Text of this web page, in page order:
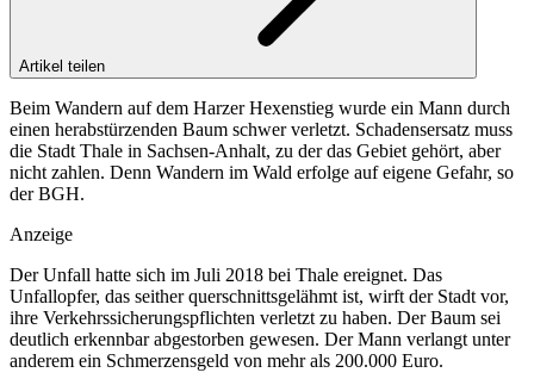
Artikel teilen
Beim Wandern auf dem Harzer Hexenstieg wurde ein Mann durch
einen herabstürzenden Baum schwer verletzt. Schadensersatz muss
die Stadt Thale in Sachsen-Anhalt, zu der das Gebiet gehört, aber
nicht zahlen. Denn Wandern im Wald erfolge auf eigene Gefahr, so
der BGH.
Anzeige
Der Unfall hatte sich im Juli 2018 bei Thale ereignet. Das
Unfallopfer, das seither querschnittsgelähmt ist, wirft der Stadt vor,
ihre Verkehrssicherungspflichten verletzt zu haben. Der Baum sei
deutlich erkennbar abgestorben gewesen. Der Mann verlangt unter
anderem ein Schmerzensgeld von mehr als 200.000 Euro.